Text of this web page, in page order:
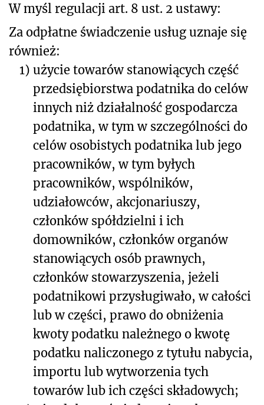
W myśl regulacji art. 8 ust. 2 ustawy:
Za odpłatne świadczenie usług uznaje się
również:
1) użycie towarów stanowiących część
przedsiębiorstwa podatnika do celów
innych niż działalność gospodarcza
podatnika, w tym w szczególności do
celów osobistych podatnika lub jego
pracowników, w tym byłych
pracowników, wspólników,
udziałowców, akcjonariuszy,
członków spółdzielni i ich
domowników, członków organów
stanowiących osób prawnych,
członków stowarzyszenia, jeżeli
podatnikowi przysługiwało, w całości
lub w części, prawo do obniżenia
kwoty podatku należnego o kwotę
podatku naliczonego z tytułu nabycia,
importu lub wytworzenia tych
towarów lub ich części składowych;